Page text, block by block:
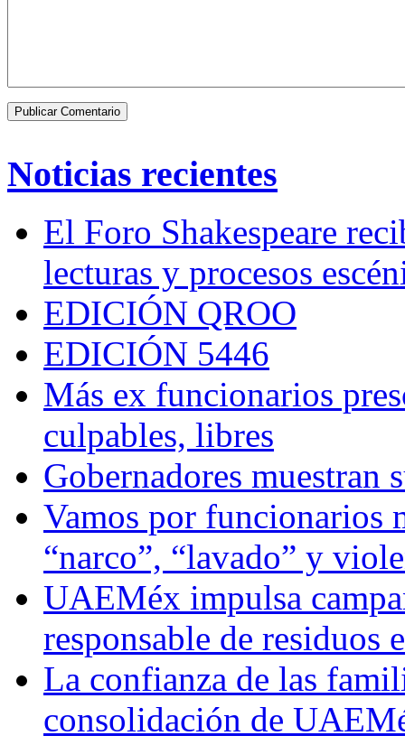
Noticias recientes
El Foro Shakespeare
lecturas y procesos
EDICIÓN QROO
EDICIÓN 5446
Más ex funcionarios
culpables, libres
Gobernadores muestran
Vamos por funcionarios
“narco”, “lavado” y
UAEMéx impulsa
responsable de residuos
La confianza de las
consolidación de